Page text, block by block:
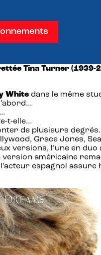
Tina Turner
White dans le même
t-elle…
de plusieurs degrés.
Grace Jones,
versions, l’une en duo
américaine
espagnol